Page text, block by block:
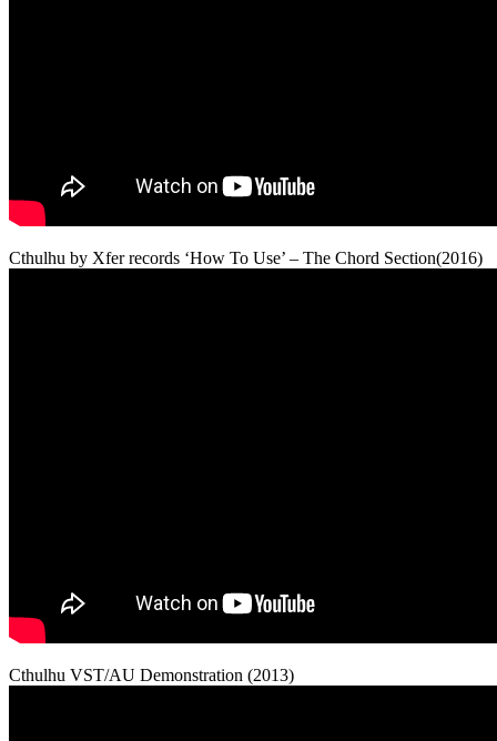
Cthulhu by Xfer records ‘How To Use’ – The Chord Section(2016)
Cthulhu VST/AU Demonstration (2013)